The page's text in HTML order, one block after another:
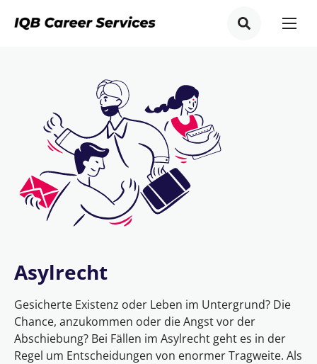
Asylrecht
Gesicherte Existenz oder Leben im Untergrund? Die
Chance, anzukommen oder die Angst vor der
Abschiebung? Bei Fällen im Asylrecht geht es in der
Regel um Entscheidungen von enormer Tragweite. Als